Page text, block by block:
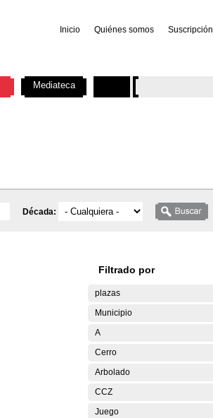
Inicio Quiénes somos Suscripción
Década:
Filtrado por
plazas
Municipio
A
Cerro
Arbolado
CCZ
Juego
Mediateca